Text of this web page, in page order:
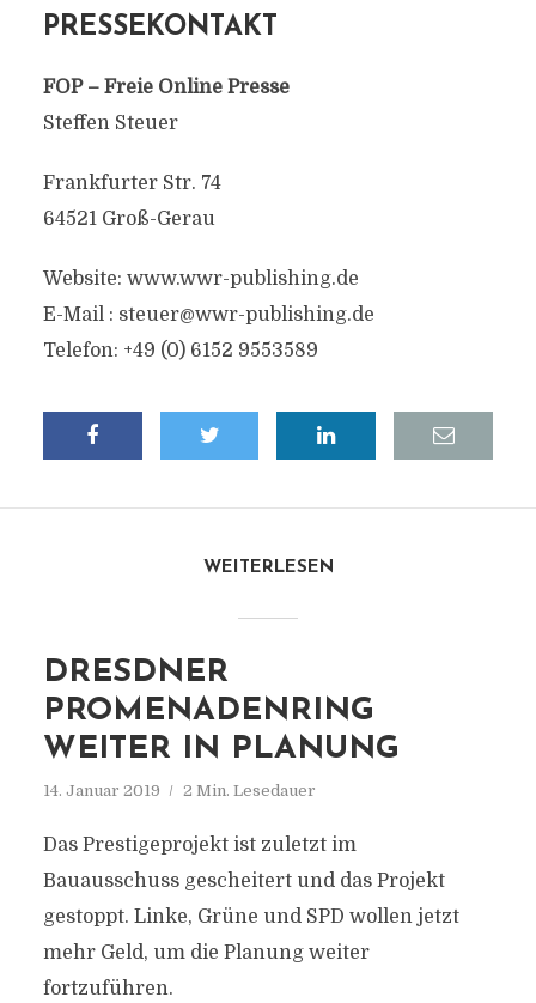
PRESSEKONTAKT
FOP – Freie Online Presse
Steffen Steuer
Frankfurter Str. 74
64521 Groß-Gerau
Website: www.wwr-publishing.de
E-Mail : steuer@wwr-publishing.de
Telefon: +49 (0) 6152 9553589
WEITERLESEN
DRESDNER
PROMENADENRING
WEITER IN PLANUNG
14. Januar 2019 2 Min. Lesedauer
Das Prestigeprojekt ist zuletzt im
Bauausschuss gescheitert und das Projekt
gestoppt. Linke, Grüne und SPD wollen jetzt
mehr Geld, um die Planung weiter
fortzuführen.